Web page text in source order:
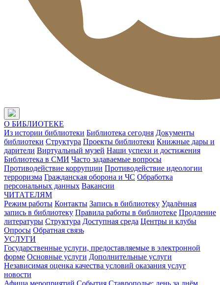
О БИБЛИОТЕКЕ
Из истории библиотеки Библиотека сегодня Документы
библиотеки Структура Проекты библиотеки Книжные дары и
дарители Виртуальный музей Наши успехи и достижения
Библиотека в СМИ Часто задаваемые вопросы
Противодействие коррупции Противодействие идеологии
терроризма Гражданская оборона и ЧС Обработка
персональных данных Вакансии
ЧИТАТЕЛЯМ
Режим работы Контакты Запись в библиотеку Удалённая
запись в библиотеку Правила работы в библиотеке Продление
литературы Структура Доступная среда Центры и клубы
Опросы Обратная связь
УСЛУГИ
Государственные услуги, предоставляемые в электронной
форме Основные услуги Дополнительные услуги
Независимая оценка качества условий оказания услуг
новости
Афиша мероприятий События Ставрополье: день за днём